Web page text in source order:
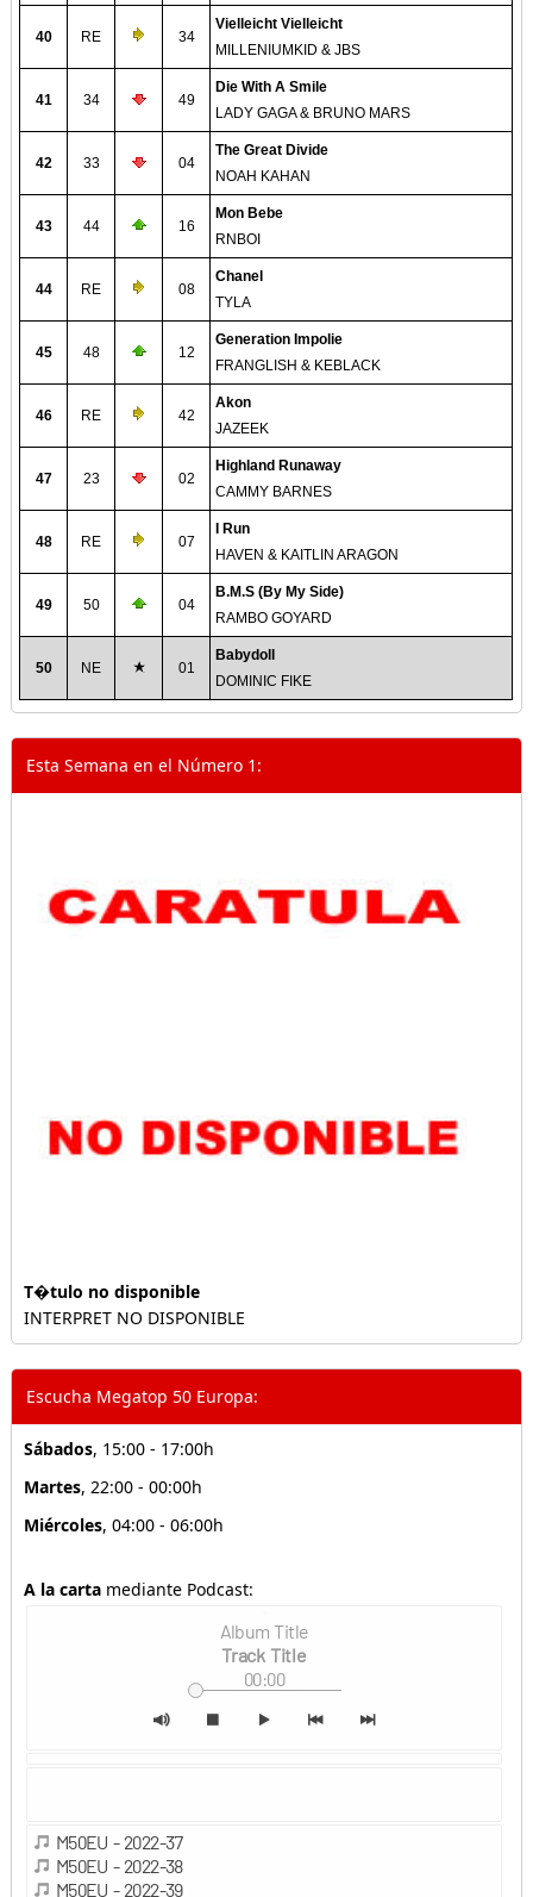
40 RE 34
Vielleicht Vielleicht
MILLENIUMKID & JBS
41 34 49
Die With A Smile
LADY GAGA & BRUNO MARS
42 33 04
The Great Divide
NOAH KAHAN
43 44 16
Mon Bebe
RNBOI
44 RE 08
Chanel
TYLA
45 48 12
Generation Impolie
FRANGLISH & KEBLACK
46 RE 42
Akon
JAZEEK
47 23 02
Highland Runaway
CAMMY BARNES
48 RE 07
I Run
HAVEN & KAITLIN ARAGON
49 50 04
B.M.S (By My Side)
RAMBO GOYARD
50 NE 01
Babydoll
DOMINIC FIKE
Esta Semana en el Número 1:
T�tulo no disponible
INTERPRET NO DISPONIBLE
Escucha Megatop 50 Europa:
Sábados, 15:00 - 17:00h
Martes, 22:00 - 00:00h
Miércoles, 04:00 - 06:00h
A la cartamediante Podcast: